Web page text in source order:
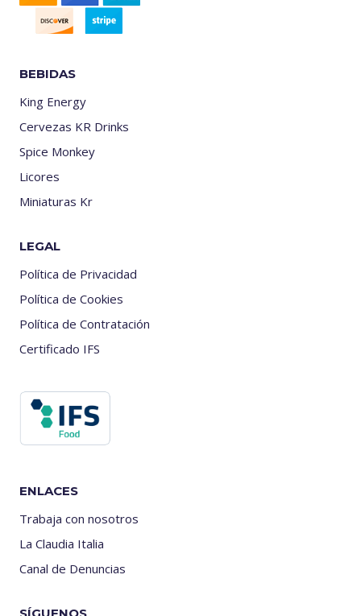
BEBIDAS
King Energy
Cervezas KR Drinks
Spice Monkey
Licores
Miniaturas Kr
LEGAL
Política de Privacidad
Política de Cookies
Política de Contratación
Certificado IFS
ENLACES
Trabaja con nosotros
La Claudia Italia
Canal de Denuncias